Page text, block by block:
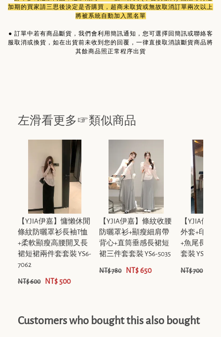
加期的買家請三思後決定是否購買，超商未取貨或無故取消訂單兩次以上
將被系統自動加入黑名單
● 訂單中若有商品斷貨，我們會利用簡訊通知，您可選擇回簡訊或聯絡客
服取消或換貨，如在出貨前未收到您的回覆，一律直接取消該斷貨商品將
其餘商品照正常程序出貨
左滑看更多☞類似商品
【Y.JIA伊嘉】慵懶休閒
條紋防曬罩衫長袖T恤
+柔軟顯瘦高腰開叉長
裙短裙兩件套套裝 YS6-
7062
NT$ 600 NT$ 500
【Y.JIA伊嘉】條紋收腰
防曬罩衫+顯瘦細肩帶
背心+直筒垂感長裙短
裙三件套套裝 YS6-5035
NT$ 780 NT$ 650
【Y.JIA伊
外套+印花
+魚尾長裙
套裝 YS6-
NT$ 700
Customers who bought this also bought